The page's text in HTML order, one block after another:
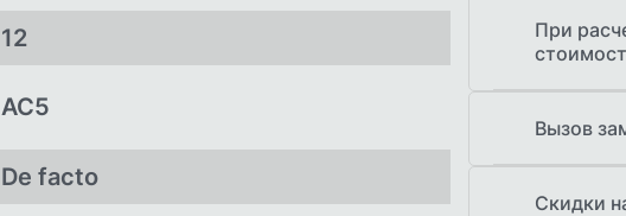
12
AC5
De facto
При
Вызов
Скидки